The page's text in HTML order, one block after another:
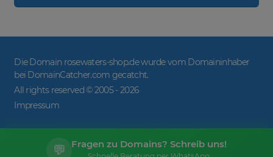
Die Domain rosewaters-shop.de wurde vom Domaininhaber
bei DomainCatcher.com gecatcht.
All rights reserved © 2005 -2026
Impressum
💬 Fragen zu Domains? Schreib uns!